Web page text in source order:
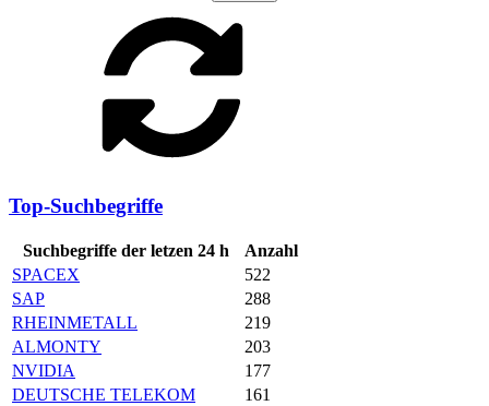
Top-Suchbegriffe
Suchbegriffe der letzen 24 h
Anzahl
SPACEX
522
SAP
288
RHEINMETALL
219
ALMONTY
203
NVIDIA
177
DEUTSCHE TELEKOM
161